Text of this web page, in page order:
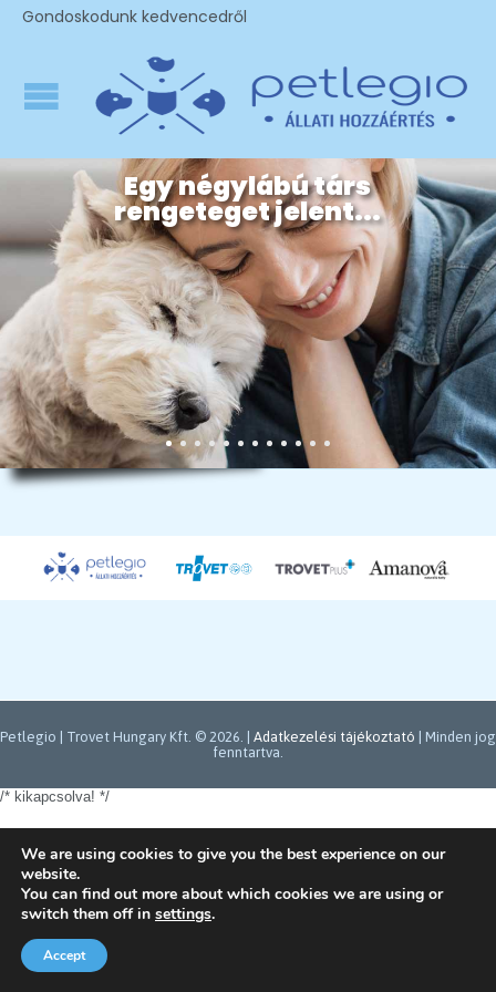
Gondoskodunk kedvencedről
Egy négylábú társ
rengeteget jelent...
Petlegio | Trovet Hungary Kft. © 2026. | Adatkezelési tájékoztató | Minden jog
fenntartva.
We are using cookies to give you the best experience on our
website.
You can find out more about which cookies we are using or
switch them off in settings.
Accept
/* kikapcsolva! */